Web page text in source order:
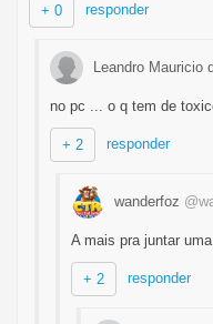
+ 0 responder
Leandro Mauricio
no pc ... o q tem de
+ 2 responder
wanderfoz
A mais pra juntar
+ 2 responder